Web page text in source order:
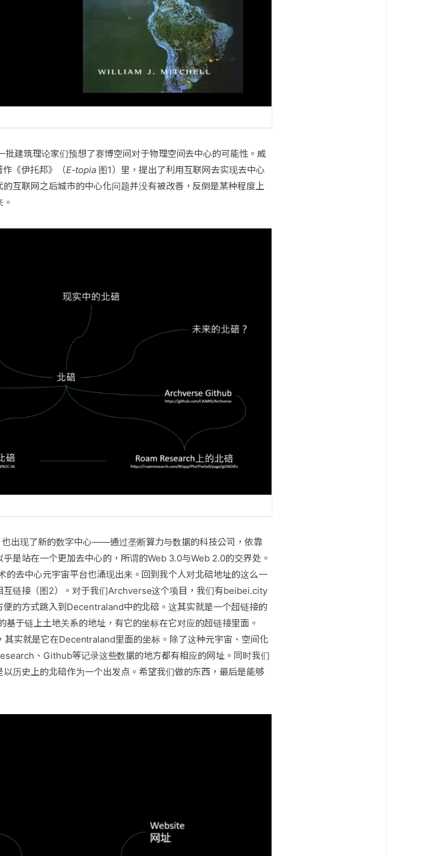
建筑理论家们预想了赛博空间对于物理空间去中心的可能性。威
《伊托邦》（E-topia 图1）里，提出了利用互联网去实现去中心
互联网之后城市的中心化问题并没有被改善，反倒是某种程度上
出现了新的数字中心——通过垄断算力与数据的科技公司，依靠
是站在一个更加去中心的，所谓的Web 3.0与Web 2.0的交界处。
去中心元宇宙平台也涌现出来。回到我个人对北碚地址的这么一
互链接（图2）。对于我们Archverse这个项目，我们有beibei.city
的方式跳入到Decentraland中的北碚。这其实就是一个超链接的
于链上土地关系的地址，有它的坐标在它对应的超链接里面。
实就是它在Decentraland里面的坐标。除了这种元宇宙、空间化
、Github等记录这些数据的地方都有相应的网址。同时我们
历史上的北碚作为一个出发点。希望我们做的东西，最后是能够